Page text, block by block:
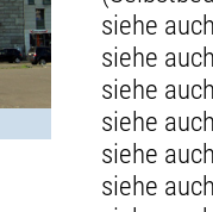
siehe
siehe
siehe
siehe
siehe
siehe